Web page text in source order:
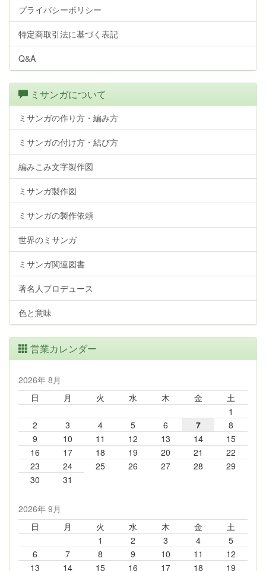
プライバシーポリシー
特定商取引法に基づく表記
Q&A
ミサンガについて
ミサンガの作り方・編み方
ミサンガの付け方・結び方
編みこみ文字製作図
ミサンガ製作図
ミサンガの製作依頼
世界のミサンガ
ミサンガ関連図書
著名人プロデュース
色と意味
営業カレンダー
2026年 8月
日
月 火 水 木 金
土
1
2
3 4 5 6 7
8
9
10 11 12 13 14
15
16
17 18 19 20 21
22
23
24 25 26 27 28
29
30
31
2026年 9月
日
月 火 水 木 金
土
1
2 3 4
5
6
7 8 9 10 11
12
13
14 15 16 17 18 19